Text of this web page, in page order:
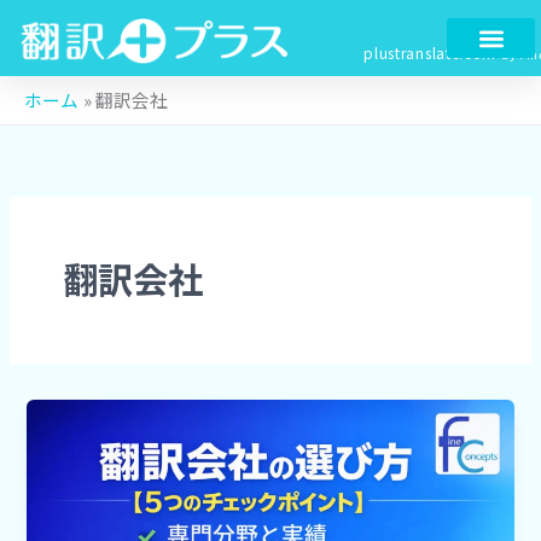
を
plustranslate.comby
ホーム »翻訳会社
翻訳会社
索